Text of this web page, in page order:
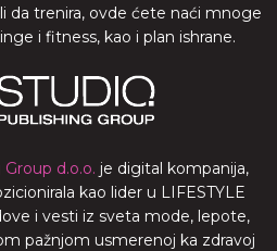
da trenira, ovde ćete naći mnoge
i fitness, kao i plan ishrane.
d.o.o. je digital kompanija,
kao lider u LIFESTYLE
i vesti iz sveta mode, lepote,
pažnjom usmerenoj ka zdravoj